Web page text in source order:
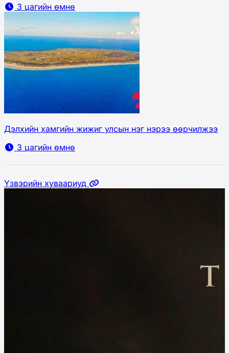
3 цагийн өмнө
Дэлхийн хамгийн жижиг улсын нэг нэрээ өөрчилжээ
3 цагийн өмнө
Үзвэрийн хуваариуд